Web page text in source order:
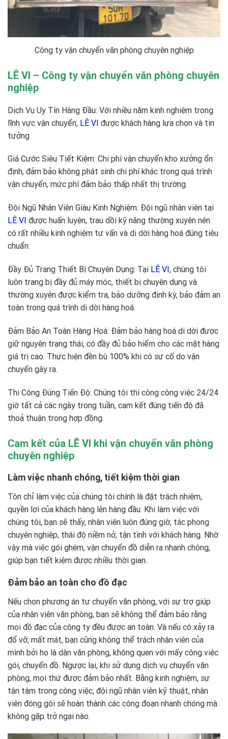
Công ty vận chuyển văn phòng chuyên nghiệp
LÊ VI – Công ty vận chuyển văn phòng chuyên
nghiệp
Dịch Vụ Uy Tín Hàng Đầu: Với nhiều năm kinh nghiệm trong
lĩnh vực vận chuyển, LÊ VI được khách hàng lựa chọn và tin
tưởng
Giá Cước Siêu Tiết Kiệm: Chi phí vận chuyển kho xưởng ổn
định, đảm bảo không phát sinh chi phí khác trong quá trình
vận chuyển, mức phí đảm bảo thấp nhất thị trường.
Đội Ngũ Nhân Viên Giàu Kinh Nghiệm: Đội ngũ nhân viên tại
LÊ VI được huấn luyện, trau dồi kỹ năng thường xuyên nên
có rất nhiều kinh nghiệm tư vấn và di dời hàng hoá đúng tiêu
chuẩn.
Đầy Đủ Trang Thiết Bị Chuyên Dụng: Tại LÊ VI, chúng tôi
luôn trang bị đầy đủ máy móc, thiết bị chuyên dụng và
thường xuyên được kiểm tra, bảo dưỡng định kỳ, bảo đảm an
toàn trong quá trình di dời hàng hoá.
Đảm Bảo An Toàn Hàng Hoá: Đảm bảo hàng hoá di dời được
giữ nguyên trạng thái, có đầy đủ bảo hiểm cho các mặt hàng
giá trị cao. Thực hiện đền bù 100% khi có sự cố do vận
chuyển gây ra.
Thi Công Đúng Tiến Độ: Chúng tôi thi công công việc 24/24
giờ tất cả các ngày trong tuần, cam kết đúng tiến độ đã
thoả thuận trong hợp đồng.
Cam kết của LÊ VI khi vận chuyển văn phòng
chuyên nghiệp
Làm việc nhanh chóng, tiết kiệm thời gian
Tôn chỉ làm việc của chúng tôi chính là đặt trách nhiệm,
quyền lợi của khách hàng lên hàng đầu. Khi làm việc với
chúng tôi, bạn sẽ thấy, nhân viên luôn đúng giờ, tác phong
chuyên nghiệp, thái độ niềm nở, tận tình với khách hàng. Nhờ
vậy mà việc gói ghém, vận chuyển đồ diễn ra nhanh chóng,
giúp bạn tiết kiệm được nhiều thời gian.
Đảm bảo an toàn cho đồ đạc
Nếu chọn phương án tự chuyển văn phòng, với sự trợ giúp
của nhân viên văn phòng, bạn sẽ không thể đảm bảo rằng
mọi đồ đạc của công ty đều được an toàn. Và nếu có xảy ra
đổ vỡ, mất mát, bạn cũng không thể trách nhân viên của
mình bởi họ là dân văn phòng, không quen với mấy công việc
gói, chuyển đồ. Ngược lại, khi sử dụng dịch vụ chuyển văn
phòng, mọi thứ được đảm bảo nhất. Bằng kinh nghiệm, sự
tận tâm trong công việc, đội ngũ nhân viên kỹ thuật, nhân
viên đóng gói sẽ hoàn thành các công đoạn nhanh chóng mà
không gặp trở ngại nào.